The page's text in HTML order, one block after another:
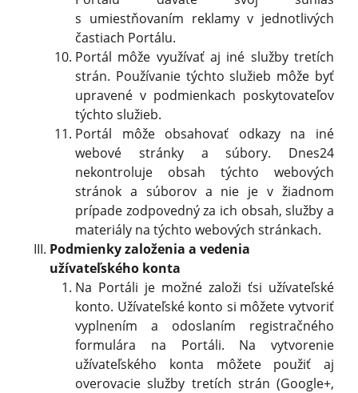
s umiestňovaním reklamy v jednotlivých
častiach Portálu.
Portál môže využívať aj iné služby tretích
strán. Používanie týchto služieb môže byť
upravené v podmienkach poskytovateľov
týchto služieb.
Portál môže obsahovať odkazy na iné
webové stránky a súbory. Dnes24
nekontroluje obsah týchto webových
stránok a súborov a nie je v žiadnom
prípade zodpovedný za ich obsah, služby a
materiály na týchto webových stránkach.
Podmienky založenia a vedenia
užívateľského konta
Na Portáli je možné založi ťsi užívateľské
konto. Užívateľské konto si môžete vytvoriť
vyplnením a odoslaním registračného
formulára na Portáli. Na vytvorenie
užívateľského konta môžete použiť aj
overovacie služby tretích strán (Google+,